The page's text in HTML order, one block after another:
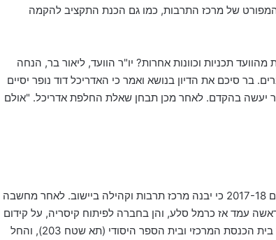
של מרכז התרבות, כמו גם הכנת התקציב להקמה
תכניות וכוונות אחרות? יו"ר הוועד, ליאור בר, הנחה
בר סיכם את הדיון בנושא ואמר כי האדריכל דוד נופר יסיים
יעשה בהקדם. לאחר מכן תבחן שאלת החלפת אדריכל. "אולם
כי יבנה מרכז תרבות וקהילה ביישוב. לאחר מחשבה
עמד אז כרמל סלע, והן בחברה לפיתוח קיסריה, על קידום
בית הכנסת המרכזי ובית הספר היסודי (תא שטח
והחל